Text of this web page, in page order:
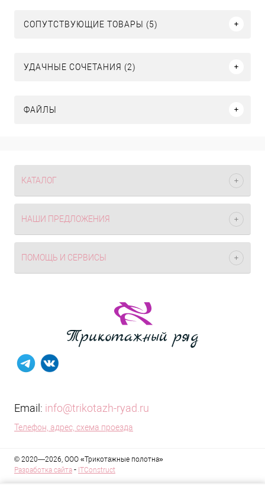
СОПУТСТВУЮЩИЕ ТОВАРЫ (5)
УДАЧНЫЕ СОЧЕТАНИЯ (2)
ФАЙЛЫ
КАТАЛОГ
НАШИ ПРЕДЛОЖЕНИЯ
ПОМОЩЬ И СЕРВИСЫ
Email: info@trikotazh-ryad.ru
Телефон, адрес, схема проезда
© 2020—2026, ООО «Трикотажные полотна»
Разработка сайта - ITConstruct